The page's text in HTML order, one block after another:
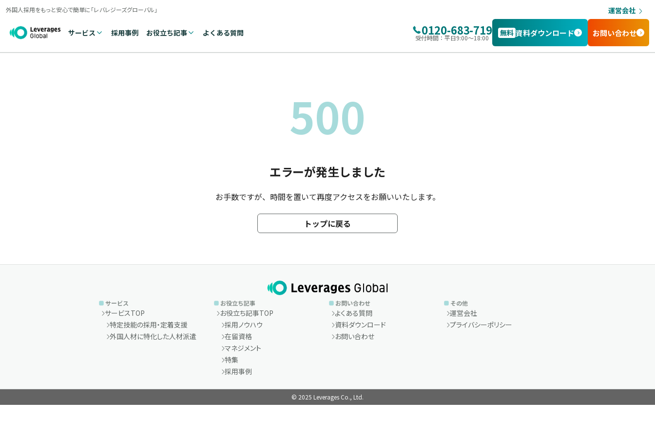
外国人採用をもっと安心で簡単に「レバレジーズグローバル」 運営会社
サービス 採用事例 お役立ち記事 よくある質問 0120-683-719
受付時間：平日9:00〜18:00
無料 資料ダウンロード お問い合わせ
500
エラーが発生しました
お手数ですが、時間を置いて再度アクセスをお願いいたします。
トップに戻る
サービス
サービスTOP
特定技能の採用・定着支援
外国人材に特化した人材派遣
お役立ち記事
お役立ち記事TOP
採用ノウハウ
在留資格
マネジメント
特集
採用事例
お問い合わせ
よくある質問
資料ダウンロード
お問い合わせ
その他
運営会社
プライバシーポリシー
© 2025 Leverages Co., Ltd.